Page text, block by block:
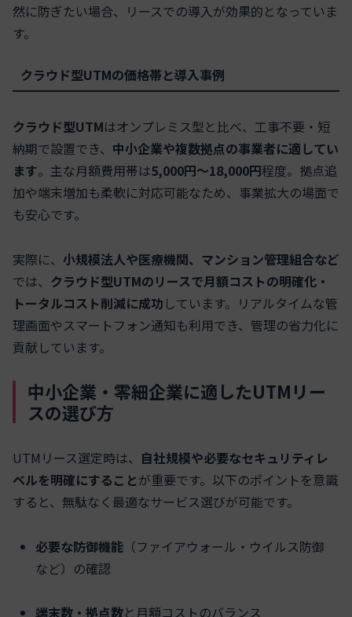
然に防ぎたい場合、リースでの導入が効果的となっていま
す。
クラウド型UTMの価格帯と導入事例
クラウド型UTMはオンプレミス型と比べ、工事不要・短
納期で設置でき、 中小企業や複数拠点の事業者に適してい
ます。主な月額費用帯は5,000円〜18,000円程度。拠点追
加や端末増加も柔軟に対応可能なため、事業拡大の場面で
も安心です。
実際に、 小規模法人や医療機関、マンション管理組合など
では、 クラウド型UTMのリースで月額コストの明確化・
トータルコスト削減に成功 しています。リアルタイムな管
理画面やスマートフォン通知も利用でき、管理の省力化に
貢献しています。
中小企業・零細企業に適したUTMリー
スの選び方
UTMリース選定時は、 自社規模や必要なセキュリティレ
ベルを明確にすることが重要です。以下のポイントを意識
すると、無駄なく最適なサービス選びが可能です。
必要な防御機能 （ファイアウォール・ウイルス防御
など）の確認
端末数・拠点数と月額コストのバランス